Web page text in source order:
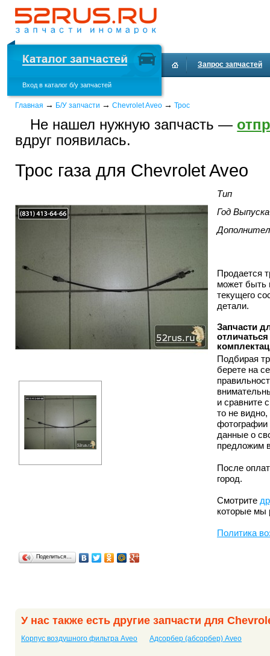
Вход в каталог б/у запчастей
Запрос запчастей
Главная → Б/У запчасти → Chevrolet Aveo → Трос
Не нашел нужную запчасть —
вдруг появилась.
Трос газа для Chevrolet Aveo
Тип
Год Выпуска
Продается
может быть
текущего
детали.
Запчасти
Подбирая
берете на
и сравните
то не
фотографии
данные о
предложим
После
город.
Смотрите
которые мы
Политика
Поделиться…
У нас также есть другие запчасти для
Корпус воздушного фильтра Aveo Адсорбер (абсорбер) Aveo